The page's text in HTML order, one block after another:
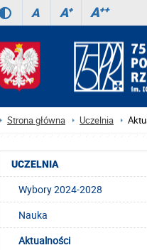
A A+ A++
Strona główna Uczelnia
UCZELNIA
Wybory 2024-2028
Nauka
Aktualności